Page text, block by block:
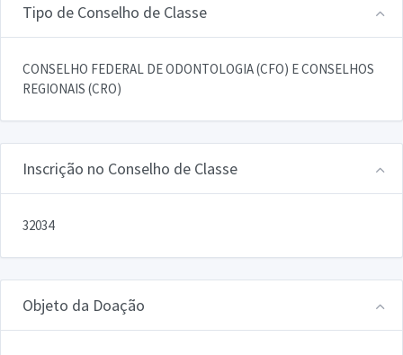
Tipo de Conselho de Classe
CONSELHO FEDERAL DE ODONTOLOGIA (CFO) E CONSELHOS
REGIONAIS (CRO)
Inscrição no Conselho de Classe
32034
Objeto da Doação